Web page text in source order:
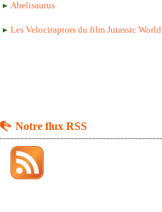
Abelisaurus
Les Velociraptors du film Jurassic World
Notre flux RSS